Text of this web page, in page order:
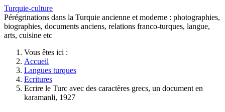
Turquie-culture
Pérégrinations dans la Turquie ancienne et moderne : photographies,
biographies, documents anciens, relations franco-turques, langue,
arts, cuisine etc
Vous êtes ici :
Accueil
Langues turques
Ecritures
Ecrire le Turc avec des caractères grecs, un document en
karamanli, 1927